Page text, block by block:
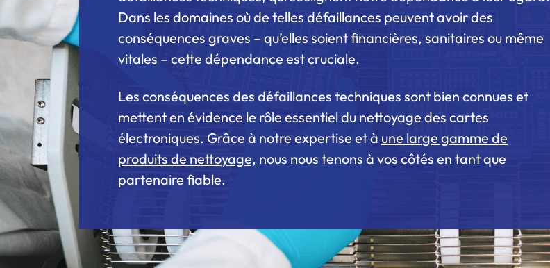
Dans les domaines où de telles défaillances peuvent avoir des
conséquences graves – qu’elles soient financières, sanitaires ou même
vitales – cette dépendance est cruciale.
Les conséquences des défaillances techniques sont bien connues et
mettent en évidence le rôle essentiel du nettoyage des cartes
électroniques. Grâce à notre expertise et à une large gamme de
produits de nettoyage, nous nous tenons à vos côtés en tant que
partenaire fiable.